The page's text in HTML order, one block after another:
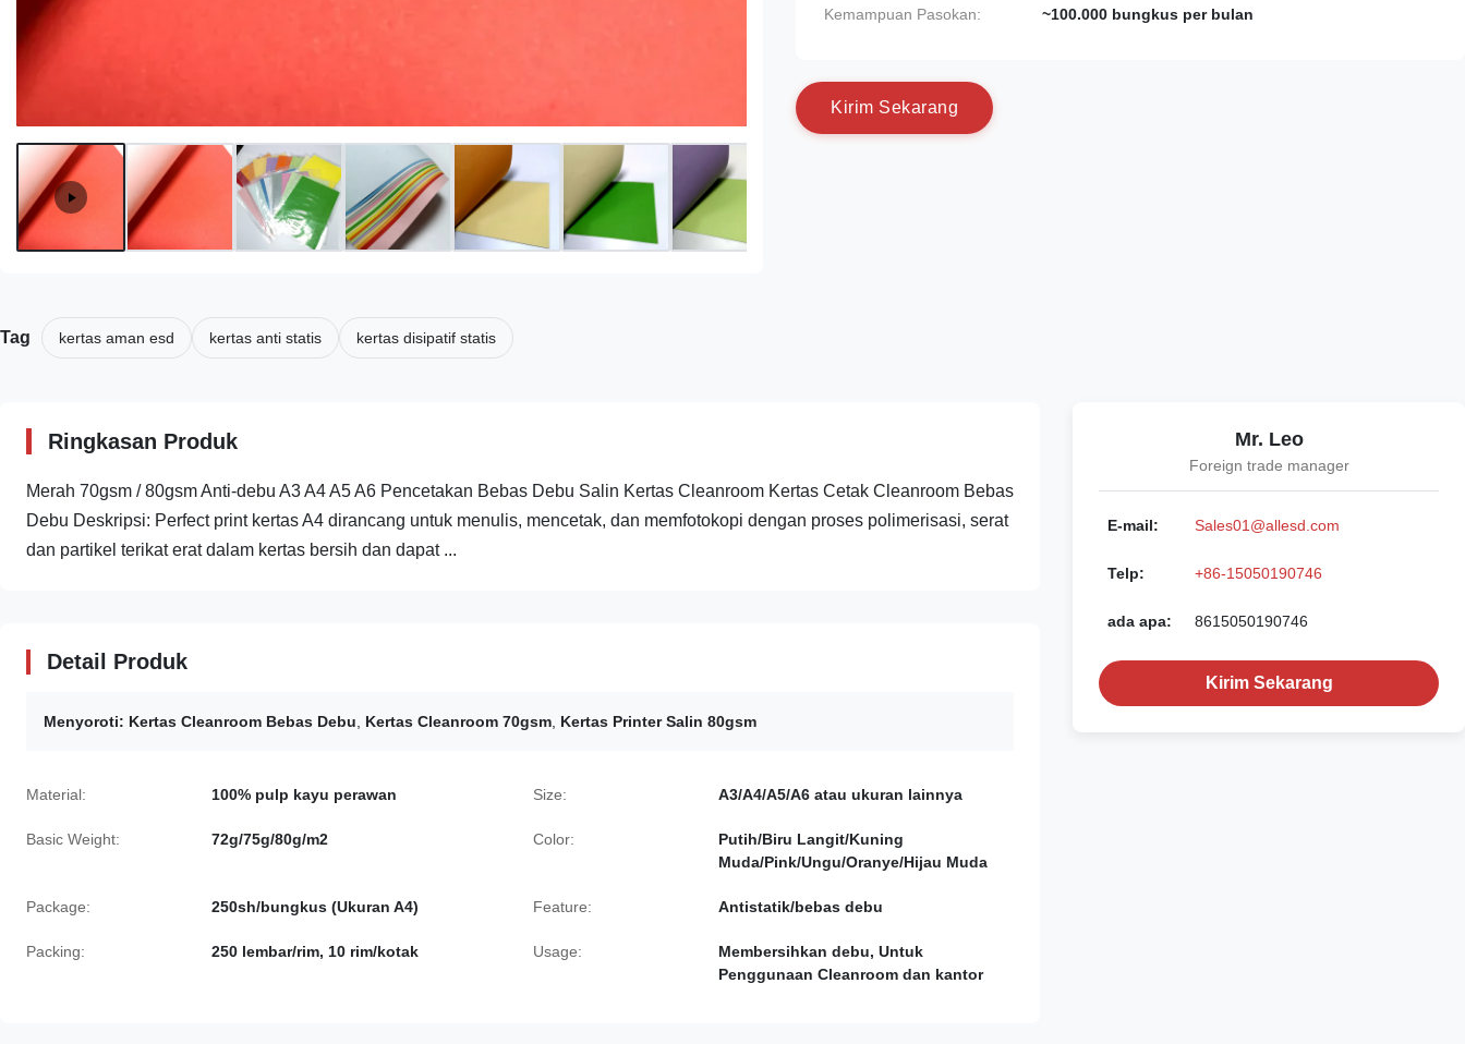
Kemampuan Pasokan: ~100.000 bungkus per bulan
Kirim Sekarang
Tag kertas aman esd kertas anti statis kertas disipatif statis
Ringkasan Produk
Merah 70gsm / 80gsm Anti-debu A3 A4 A5 A6 Pencetakan Bebas Debu Salin Kertas Cleanroom Kertas Cetak Cleanroom Bebas
Debu Deskripsi: Perfect print kertas A4 dirancang untuk menulis, mencetak, dan memfotokopi dengan proses polimerisasi, serat
dan partikel terikat erat dalam kertas bersih dan dapat ...
Detail Produk
Menyoroti: Kertas Cleanroom Bebas Debu Kertas Cleanroom 70gsm Kertas Printer Salin 80gsm
Material: 100% pulp kayu perawan Size: A3/A4/A5/A6 atau ukuran lainnya
Basic Weight: 72g/75g/80g/m2 Color:
Putih/Biru Langit/Kuning
Muda/Pink/Ungu/Oranye/Hijau Muda
Package: 250sh/bungkus (Ukuran A4) Feature: Antistatik/bebas debu
Packing: 250 lembar/rim, 10 rim/kotak Usage:
Membersihkan debu, Untuk
Penggunaan Cleanroom dan kantor
Mr. Leo
Foreign trade manager
E-mail: Sales01@allesd.com
Telp: +86-15050190746
ada apa: 8615050190746
Kirim Sekarang